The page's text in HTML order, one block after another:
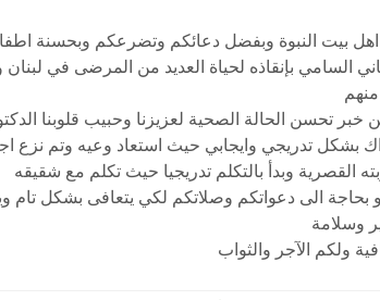
بيت النبوة وبفضل دعائكم وتضرعكم وبحسنة
السامي بإنقاذه لحياة العديد من المرضى في
خبر تحسن الحالة الصحية لعزيزنا وحبيب قلوبنا
بشكل تدريجي وايجابي حيث استعاد وعيه وتم نزع
القصرية وبدأ بالتكلم تدريجيا حيث تكلم مع شقيقه
بحاجة الى دعواتكم وصلاتكم لكي يتعافى بشكل تام
وسلامة
ولكم الآجر والثواب